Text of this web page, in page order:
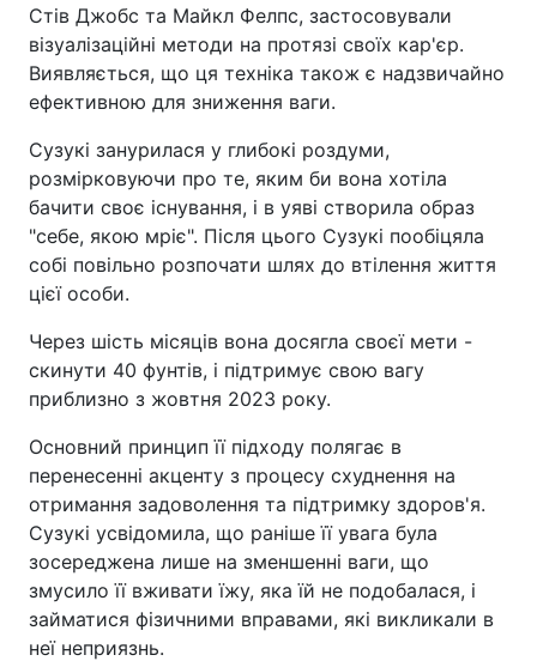
Стів Джобс та Майкл Фелпс, застосовували
візуалізаційні методи на протязі своїх кар'єр.
Виявляється, що ця техніка також є надзвичайно
ефективною для зниження ваги.
Сузукі занурилася у глибокі роздуми,
розмірковуючи про те, яким би вона хотіла
бачити своє існування, і в уяві створила образ
"себе, якою мріє". Після цього Сузукі пообіцяла
собі повільно розпочати шлях до втілення життя
цієї особи.
Через шість місяців вона досягла своєї мети -
скинути 40 фунтів, і підтримує свою вагу
приблизно з жовтня 2023 року.
Основний принцип її підходу полягає в
перенесенні акценту з процесу схуднення на
отримання задоволення та підтримку здоров'я.
Сузукі усвідомила, що раніше її увага була
зосереджена лише на зменшенні ваги, що
змусило її вживати їжу, яка їй не подобалася, і
займатися фізичними вправами, які викликали в
неї неприязнь.